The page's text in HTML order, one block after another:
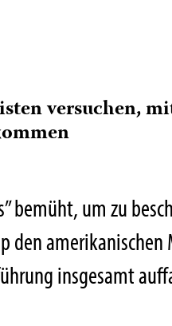
versuchen,
bemüht, um zu
den amerikanischen
insgesamt